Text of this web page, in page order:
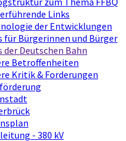
Links
der Entwicklungen
für Bürgerinnen und Bürger
der Deutschen Bahn
Betroffenheiten
Kritik & Forderungen
- 380 kV